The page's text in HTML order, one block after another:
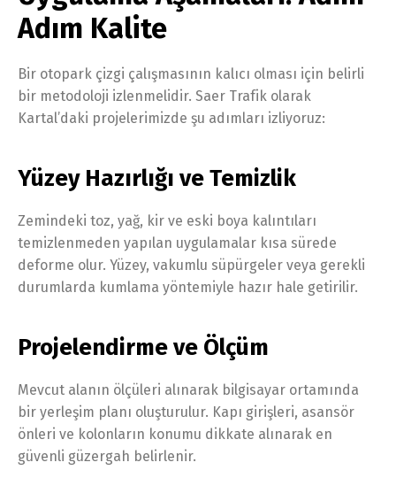
Adım Kalite
Bir otopark çizgi çalışmasının kalıcı olması için belirli
bir metodoloji izlenmelidir. Saer Trafik olarak
Kartal’daki projelerimizde şu adımları izliyoruz:
Yüzey Hazırlığı ve Temizlik
Zemindeki toz, yağ, kir ve eski boya kalıntıları
temizlenmeden yapılan uygulamalar kısa sürede
deforme olur. Yüzey, vakumlu süpürgeler veya gerekli
durumlarda kumlama yöntemiyle hazır hale getirilir.
Projelendirme ve Ölçüm
Mevcut alanın ölçüleri alınarak bilgisayar ortamında
bir yerleşim planı oluşturulur. Kapı girişleri, asansör
önleri ve kolonların konumu dikkate alınarak en
güvenli güzergah belirlenir.